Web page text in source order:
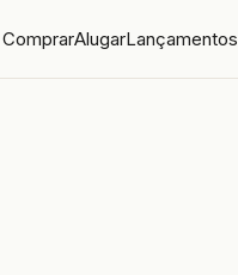
ComprarAlugarLançamentos